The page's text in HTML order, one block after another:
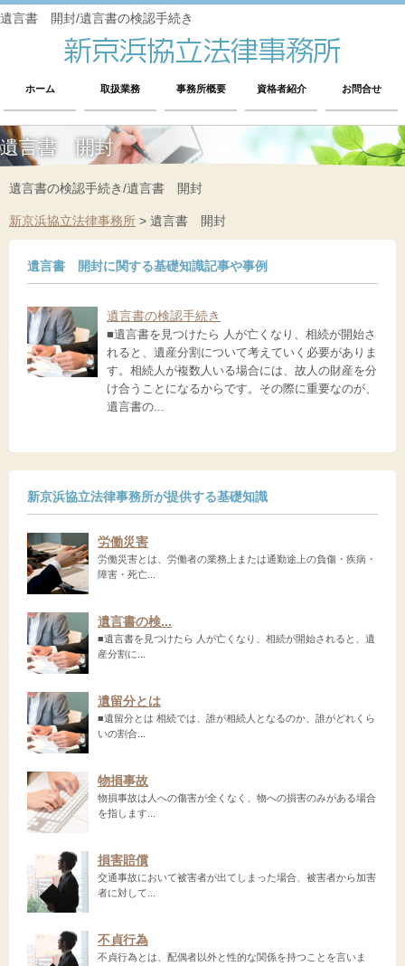
遺言書 開封/遺言書の検認手続き
ホーム 取扱業務 事務所概要 資格者紹介 お問合せ
遺言書 開封
遺言書の検認手続き/遺言書 開封
新京浜協立法律事務所 > 遺言書 開封
遺言書 開封に関する基礎知識記事や事例
遺言書の検認手続き
■遺言書を見つけたら 人が亡くなり、相続が開始さ
れると、遺産分割について考えていく必要がありま
す。相続人が複数人いる場合には、故人の財産を分
け合うことになるからです。その際に重要なのが、
遺言書の...
新京浜協立法律事務所が提供する基礎知識
労働災害
労働災害とは、労働者の業務上または通勤途上の負傷・疾病・
障害・死亡...
遺言書の検...
■遺言書を見つけたら 人が亡くなり、相続が開始されると、遺
産分割に...
遺留分とは
■遺留分とは 相続では、誰が相続人となるのか、誰がどれくら
いの割合...
物損事故
物損事故は人への傷害が全くなく、物への損害のみがある場合
を指します...
損害賠償
交通事故において被害者が出てしまった場合、被害者から加害
者に対して...
不貞行為
不貞行為とは、配偶者以外と性的な関係を持つことを言いま